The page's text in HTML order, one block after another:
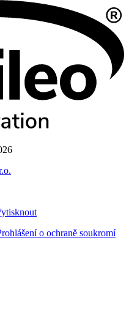
o ochraně soukromí